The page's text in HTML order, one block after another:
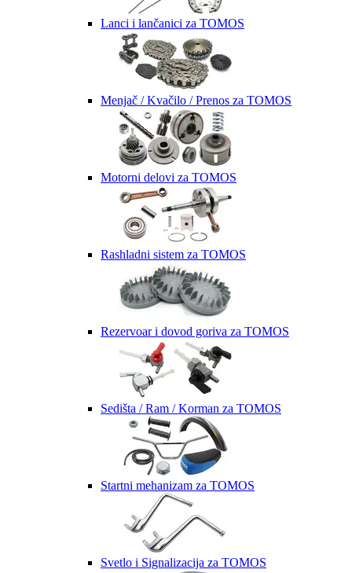
Lanci i lančanici za TOMOS
Menjač / Kvačilo / Prenos za TOMOS
Motorni delovi za TOMOS
Rashladni sistem za TOMOS
Rezervoar i dovod goriva za TOMOS
Sedišta / Ram / Korman za TOMOS
Startni mehanizam za TOMOS
Svetlo i Signalizacija za TOMOS